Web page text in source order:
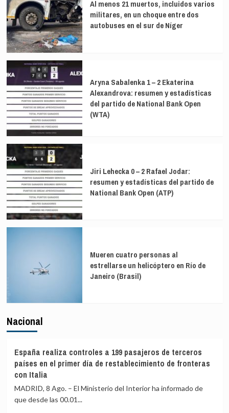
Al menos 21 muertos, incluidos varios
militares, en un choque entre dos
autobuses en el sur de Níger
Aryna Sabalenka 1 – 2 Ekaterina
Alexandrova: resumen y estadísticas
del partido de National Bank Open
(WTA)
Jiri Lehecka 0 – 2 Rafael Jodar:
resumen y estadísticas del partido de
National Bank Open (ATP)
Mueren cuatro personas al
estrellarse un helicóptero en Río de
Janeiro (Brasil)
Nacional
España realiza controles a 199 pasajeros de terceros
países en el primer día de restablecimiento de fronteras
con Italia
MADRID, 8 Ago. – El Ministerio del Interior ha informado de
que desde las 00.01...